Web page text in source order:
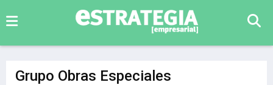
Grupo Obras Especiales